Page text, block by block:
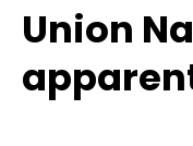
Union